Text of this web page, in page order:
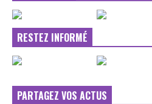
RESTEZ INFORMÉ
PARTAGEZ VOS ACTUS